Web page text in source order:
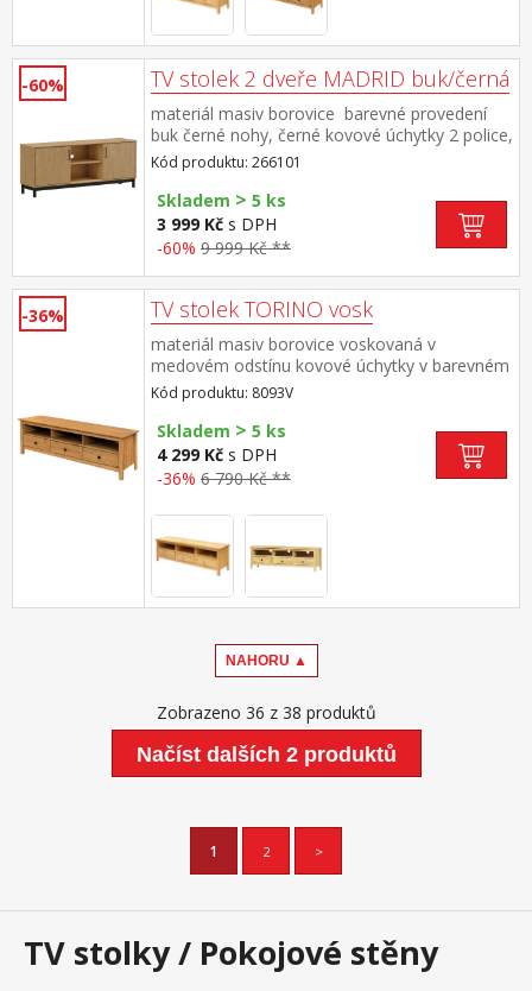
-60% TV stolek 2 dveře MADRID buk/černá
materiál masiv borovice barevné provedení
buk černé nohy, černé kovové úchytky 2 police,
2 malá dvířka
Kód produktu: 266101
Skladem > 5 ks
3 999 Kč s DPH
-60% 9 999 Kč **
-36% TV stolek TORINO vosk
materiál masiv borovice voskovaná v
medovém odstínu kovové úchytky v barevném
provedení černěná mosaz 3 zásuvky s
kovovými pojezdy
Kód produktu: 8093V
Skladem > 5 ks
4 299 Kč s DPH
-36% 6 790 Kč **
NAHORU ▲
Zobrazeno 36 z 38 produktů
Načíst dalších 2 produktů
1 2 >
TV stolky / Pokojové stěny